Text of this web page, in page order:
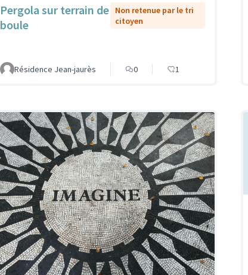
Pergola sur terrain de
boule
Non retenue par le tri
citoyen
Résidence Jean-jaurès 0 1